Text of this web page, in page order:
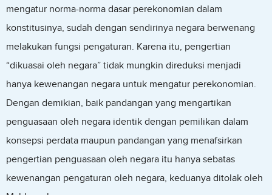
mengatur norma-norma dasar perekonomian dalam
konstitusinya, sudah dengan sendirinya negara berwenang
melakukan fungsi pengaturan. Karena itu, pengertian
“dikuasai oleh negara” tidak mungkin direduksi menjadi
hanya kewenangan negara untuk mengatur perekonomian.
Dengan demikian, baik pandangan yang mengartikan
penguasaan oleh negara identik dengan pemilikan dalam
konsepsi perdata maupun pandangan yang menafsirkan
pengertian penguasaan oleh negara itu hanya sebatas
kewenangan pengaturan oleh negara, keduanya ditolak oleh